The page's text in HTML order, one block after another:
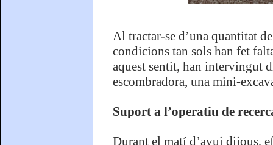
Al tractar-se d’una quantitat
condicions tan sols han fet
aquest sentit, han intervingut
escombradora, una mini-
Suport a l’operatiu de
Durant el matí d’avui dijous,